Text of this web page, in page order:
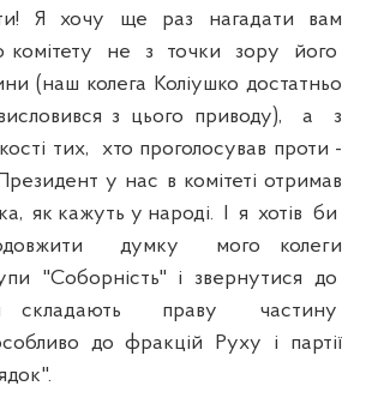
Я хочу ще раз нагадати вам
комітету не з точки зору його
(наш колега Коліушко достатньо
з цього приводу), а з
тих, хто проголосував проти -
у нас в комітеті отримав
як кажуть у народі. І я хотів би
думку мого колеги
"Соборність" і звернутися до
складають праву частину
до фракцій Руху і партії